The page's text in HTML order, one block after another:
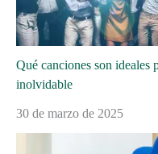
Qué canciones son ideales
inolvidable
30 de marzo de 2025